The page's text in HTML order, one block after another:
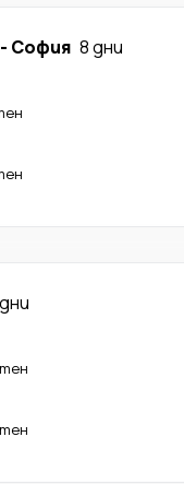
- София 8 дни